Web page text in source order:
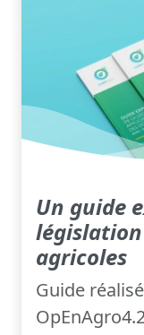
Un guide
agricoles
Guide